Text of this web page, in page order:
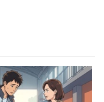
。
から振られることは
ります。それは学生